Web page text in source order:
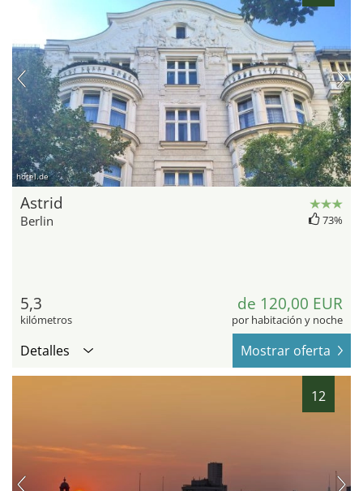
hotel.de
Astrid
Berlin 73%
5,3
kilómetros
de 120,00 EUR
por habitación y noche
Detalles Mostrar oferta
12